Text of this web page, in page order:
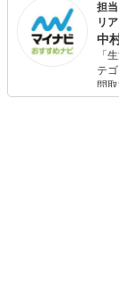
担
リア
中
「
テ
問
り